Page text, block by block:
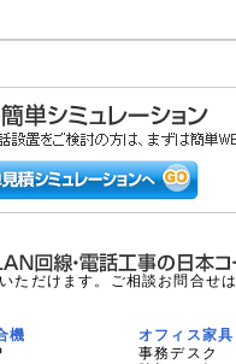
ただけます。ご相談お問合せは
機
オフィス家具
事務デスク